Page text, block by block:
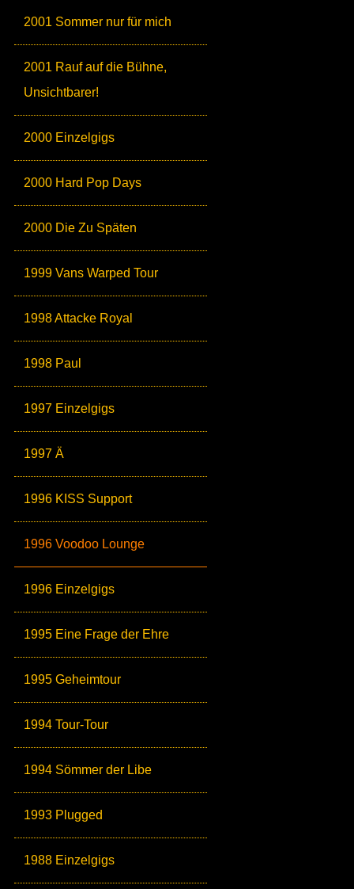
2001 Sommer nur für mich
2001 Rauf auf die Bühne,
Unsichtbarer!
2000 Einzelgigs
2000 Hard Pop Days
2000 Die Zu Späten
1999 Vans Warped Tour
1998 Attacke Royal
1998 Paul
1997 Einzelgigs
1997 Ä
1996 KISS Support
1996 Voodoo Lounge
1996 Einzelgigs
1995 Eine Frage der Ehre
1995 Geheimtour
1994 Tour-Tour
1994 Sömmer der Libe
1993 Plugged
1988 Einzelgigs